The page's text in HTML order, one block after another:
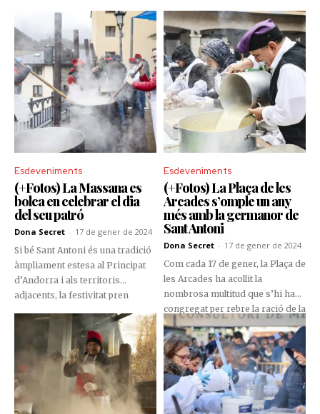
Esdeveniments
(+Fotos) La Massana es
bolca en celebrar el dia
del seu patró
Dona Secret - 17 de gener de 2024
Si bé Sant Antoni és una tradició
àmpliament estesa al Principat
d’Andorra i als territoris
adjacents, la festivitat pren
parròquia de La Massana, ja que
Sant Antoni és el seu patró. El dia
ha començat matiner no només
per la Confraria dels
Escudellaires, qui remenen les
olles des de les quatre del matí,
Esdeveniments
(+Fotos) La Plaça de les
Arcades s’omple un any
més amb la germanor de
Sant Antoni
Dona Secret - 17 de gener de 2024
Com cada 17 de gener, la Plaça de
les Arcades ha acollit la
nombrosa multitud que s’hi ha
congregat per rebre la ració de la
tradicional escudella. L’escudella
s’ha començat a elaborar a les
cinc del matí i, després de la
benedicció de mossèn Ramon
Sàrries, se n’han repartit més de
3.000 plats a base de fideus,